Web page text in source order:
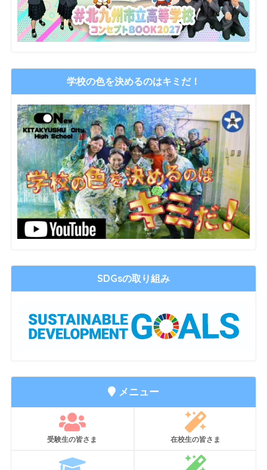
学校の色を決めるのはキミだ！
SDGsの取り組み
メニュー
受験生の皆さま 在校生の皆さま